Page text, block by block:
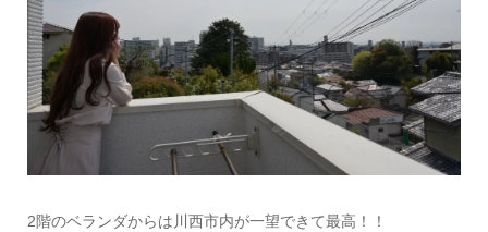
2階のベランダからは川西市内が一望できて最高！！